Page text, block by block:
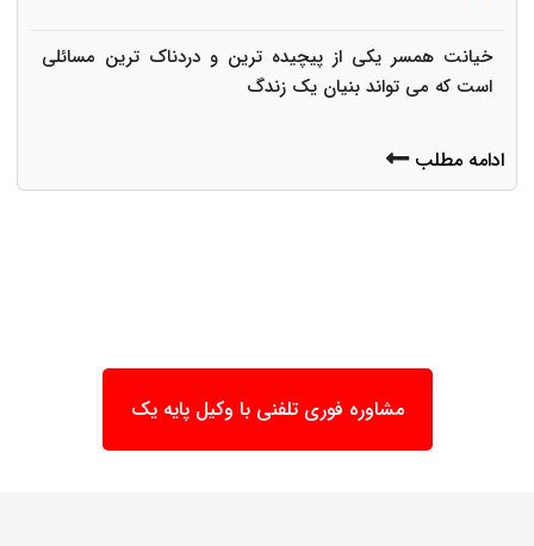
خیانت همسر یکی از پیچیده ترین و دردناک ترین مسائلی
است که می تواند بنیان یک زندگ
ادامه مطلب
مشاوره فوری تلفنی با وکیل پایه یک